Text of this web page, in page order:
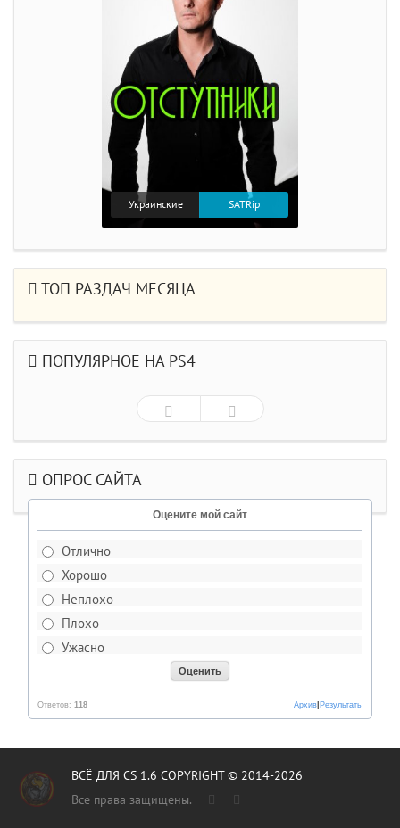
Украинские SATRip
ТОП РАЗДАЧ МЕСЯЦА
ПОПУЛЯРНОЕ НА PS4
ОПРОС САЙТА
Оцените мой сайт
Отлично
Хорошо
Неплохо
Плохо
Ужасно
Ответов: 118 Результаты
Архив
ВСЁ ДЛЯ CS 1.6 COPYRIGHT © 2014-2026
Все права защищены.